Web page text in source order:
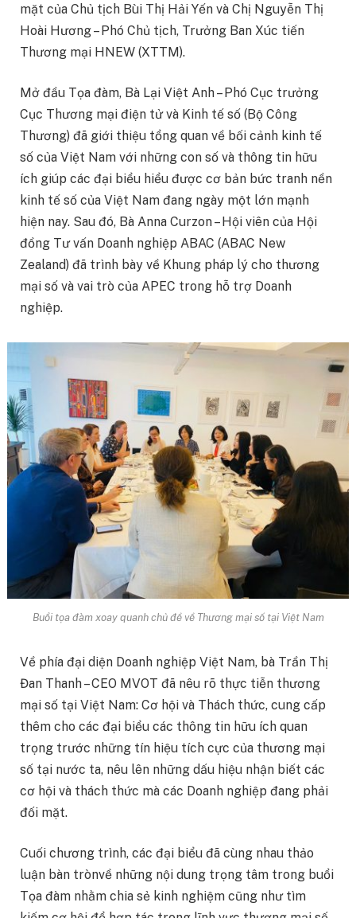
mặt của Chủ tịch Bùi Thị Hải Yến và Chị Nguyễn Thị
Hoài Hương – Phó Chủ tịch, Trưởng Ban Xúc tiến
Thương mại HNEW (XTTM).
Mở đầu Tọa đàm, Bà Lại Việt Anh – Phó Cục trưởng
Cục Thương mại điện tử và Kinh tế số (Bộ Công
Thương) đã giới thiệu tổng quan về bối cảnh kinh tế
số của Việt Nam với những con số và thông tin hữu
ích giúp các đại biểu hiểu được cơ bản bức tranh nền
kinh tế số của Việt Nam đang ngày một lớn mạnh
hiện nay. Sau đó, Bà Anna Curzon – Hội viên của Hội
đồng Tư vấn Doanh nghiệp ABAC (ABAC New
Zealand) đã trình bày về Khung pháp lý cho thương
mại số và vai trò của APEC trong hỗ trợ Doanh
nghiệp.
Buổi tọa đàm xoay quanh chủ đề về Thương mại số tại Việt Nam
Về phía đại diện Doanh nghiệp Việt Nam, bà Trần Thị
Đan Thanh – CEO MVOT đã nêu rõ thực tiễn thương
mại số tại Việt Nam: Cơ hội và Thách thức, cung cấp
thêm cho các đại biểu các thông tin hữu ích quan
trọng trước những tín hiệu tích cực của thương mại
số tại nước ta, nêu lên những dấu hiệu nhận biết các
cơ hội và thách thức mà các Doanh nghiệp đang phải
đối mặt.
Cuối chương trình, các đại biểu đã cùng nhau thảo
luận bàn trònvề những nội dung trọng tâm trong buổi
Tọa đàm nhằm chia sẻ kinh nghiệm cũng như tìm